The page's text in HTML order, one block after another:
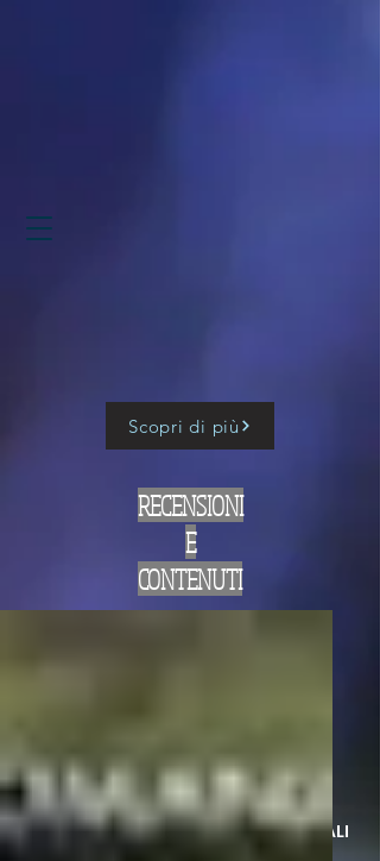
EDITING E SERVIZI EDITORIALI
LA LAMPADA DI ALADINO
Scopri di più
RECENSIONI
E
CONTENUTI